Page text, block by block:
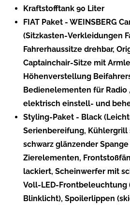
Kraftstofftank 90 Liter
FIAT Paket - WEINSBERG
(Sitzkasten-Verkleidungen
Fahrerhaussitze drehbar,
Captainchair-Sitze mit
Höhenverstellung
Bedienelementen für Radio
elektrisch einstell- und
Styling-Paket - Black
Serienbereifung, Kühlergrill
schwarz glänzender
Zierelementen,
lackiert, Scheinwerfer mit
Voll-LED-Frontbeleuchtung
Blinklicht), Spoilerlippen